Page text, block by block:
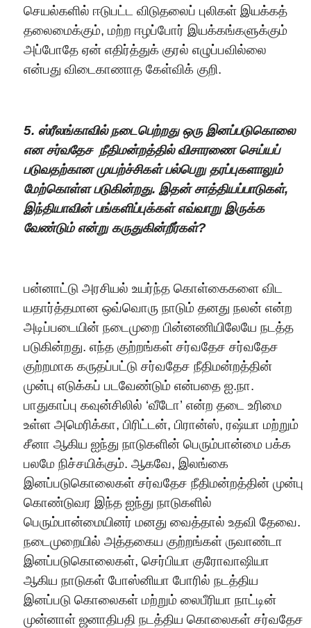
செயல்களில் ஈடுபட்ட விடுதலைப் புலிகள் இயக்கத்
தலைமைக்கும், மற்ற ஈழப்போர் இயக்கங்களுக்கும்
அப்போதே ஏன் எதிர்த்துக் குரல் எழுப்பவில்லை
என்பது விடைகாணாத கேள்விக் குறி.
5. ஸ்ரீலங்காவில் நடைபெற்றதுஒரு இனப்படுகொலை
என சர்வதேச நீதிமன்றத்தில்விசாரணை செய்யப்
படுவதற்கானமுயற்ச்சிகள் பல்பெறு தரப்புகளாலும்
மேற்கொள்ள படுகின்றது. இதன்சாத்தியப்பாடுகள்,
இந்தியாவின் பங்களிப்புக்கள் எவ்வாறு இருக்க
வேண்டும் என்றுகருதுகின்றீர்கள்?
பன்னாட்டு அரசியல் உயர்ந்த கொள்கைகளை விட
யதார்த்தமான ஒவ்வொரு நாடும் தனது நலன் என்ற
அடிப்படையின் நடைமுறை பின்னணியிலேயே நடத்த
படுகின்றது. எந்த குற்றங்கள் சர்வதேச சர்வதேச
குற்றமாக கருதப்பட்டு சர்வதேச நீதிமன்றத்தின்
முன்பு எடுக்கப் படவேண்டும் என்பதை ஐ.நா.
பாதுகாப்பு கவுன்சிலில் ‘வீடோ’ என்ற தடை உரிமை
உள்ள அமெரிக்கா, பிரிட்டன், பிரான்ஸ், ரஷ்யா மற்றும்
சீனா ஆகிய ஐந்து நாடுகளின் பெரும்பான்மை பக்க
பலமே நிச்சயிக்கும். ஆகவே, இலங்கை
இனப்படுகொலைகள் சர்வதேச நீதிமன்றத்தின் முன்பு
கொண்டுவர இந்த ஐந்து நாடுகளில்
பெரும்பான்மையினர் மனது வைத்தால் உதவி தேவை.
நடைமுறையில் அத்தகைய குற்றங்கள் ருவாண்டா
இனப்படுகொலைகள், செர்பியா குரோவாஷியா
ஆகிய நாடுகள் போஸ்னியா போரில் நடத்திய
இனப்படு கொலைகள் மற்றும் லைபீரியா நாட்டின்
முன்னாள் ஜனாதிபதி நடத்திய கொலைகள் சர்வதேச